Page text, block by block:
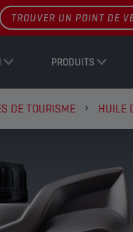
PRODUITS
TROUVER UN POINT DE
DE TOURISME HUILE